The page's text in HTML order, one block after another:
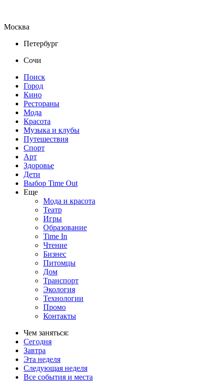
Москва
Петербург
Сочи
Поиск
Город
Кино
Рестораны
Мода
Красота
Музыка и клубы
Путешествия
Спорт
Арт
Здоровье
Дети
Выбор Time Out
Еще
Мода и красота
Театр
Игры
Образование
Time In
Чтение
Бизнес
Питомцы
Дом
Транспорт
Экология
Технологии
Промо
Контакты
Чем заняться:
Сегодня
Завтра
Эта неделя
Следующая неделя
Все события и места